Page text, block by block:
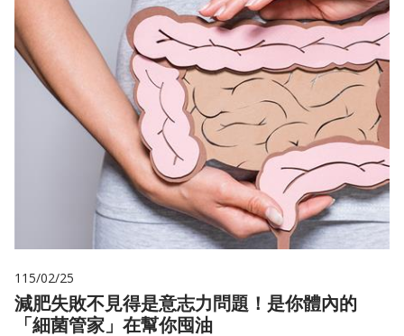
115/02/25
減肥失敗不見得是意志力問題！是你體內的
「細菌管家」在幫你囤油